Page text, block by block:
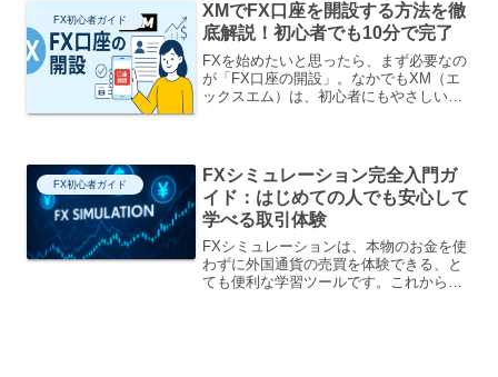
く解説します。FX初心...
FX初心者ガイド
XMでFX口座を開設する方法を徹
底解説！初心者でも10分で完了
FXを始めたいと思ったら、まず必要なの
が「FX口座の開設」。なかでもXM（エ
ックスエム）は、初心者にもやさしい操
を、画像付きでわか...
FX初心者ガイド
FXシミュレーション完全入門ガ
イド：はじめての人でも安心して
学べる取引体験
FXシミュレーションは、本物のお金を使
わずに外国通貨の売買を体験できる、と
ても便利な学習ツールです。これからFX